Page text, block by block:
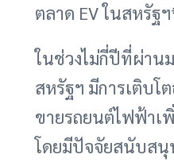
ตลาด EV ในสหรัฐ
ในช่วงไม่กี่ปีที่ผ่าน
สหรัฐฯ มีการเติบโ
ขายรถยนต์ไฟฟ้าเ
โดยมีปัจจัยสนับสนุ